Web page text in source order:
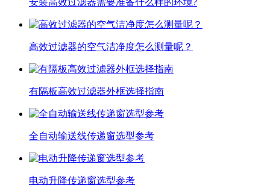
安装高效过滤器需要准备什么样的环境?
高效过滤器的空气洁净度怎么测量呢？
有隔板高效过滤器外框选择指南
全自动输送线传递窗选型参考
电动升降传递窗选型参考